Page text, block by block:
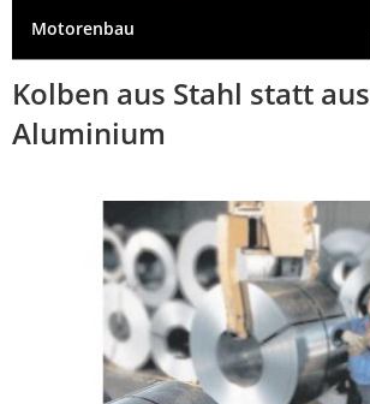
Motorenbau
Kolben aus Stahl statt aus
Aluminium